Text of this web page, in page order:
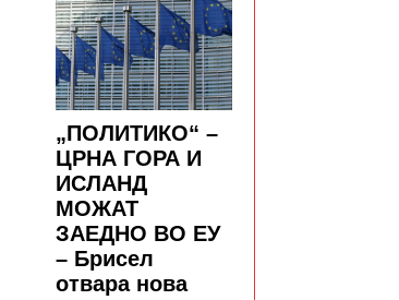
„ПОЛИТИКО“ –
ЦРНА ГОРА И
ИСЛАНД
МОЖАТ
ЗАЕДНО ВО ЕУ
– Брисел
отвара нова